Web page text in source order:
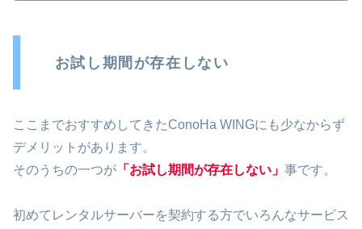
お試し期間が存在しない
ここまでおすすめしてきたConoHa WINGにも少なからず
デメリットがあります。
そのうちの一つが 「お試し期間が存在しない」 事です。
初めてレンタルサーバーを契約する方でいろんなサービス